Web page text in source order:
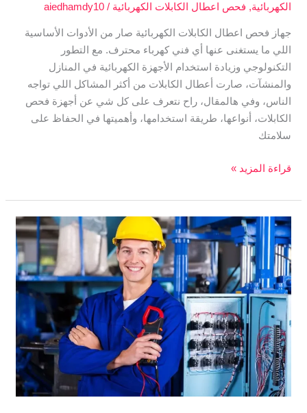
الكهربائية, فحص اعطال الكابلات الكهربائية /
aiedhamdy10
جهاز فحص اعطال الكابلات الكهربائية صار من الأدوات الأساسية
اللي ما يستغنى عنها أي فني كهرباء محترف. مع التطور
التكنولوجي وزيادة استخدام الأجهزة الكهربائية في المنازل
والمنشآت، صارت أعطال الكابلات من أكثر المشاكل اللي تواجه
الناس، وفي هالمقال، راح نتعرف على كل شي عن أجهزة فحص
الكابلات، أنواعها، طريقة استخدامها، وأهميتها في الحفاظ على
سلامتك
قراءة المزيد »
فحص
اعطال
الكابلات
الكهربائية
|
ركان
0570449916